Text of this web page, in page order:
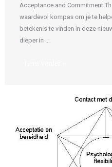
Acceptance and Commitment
waardevol kompas om je te
betekenis te vinden in deze
dieper in ...